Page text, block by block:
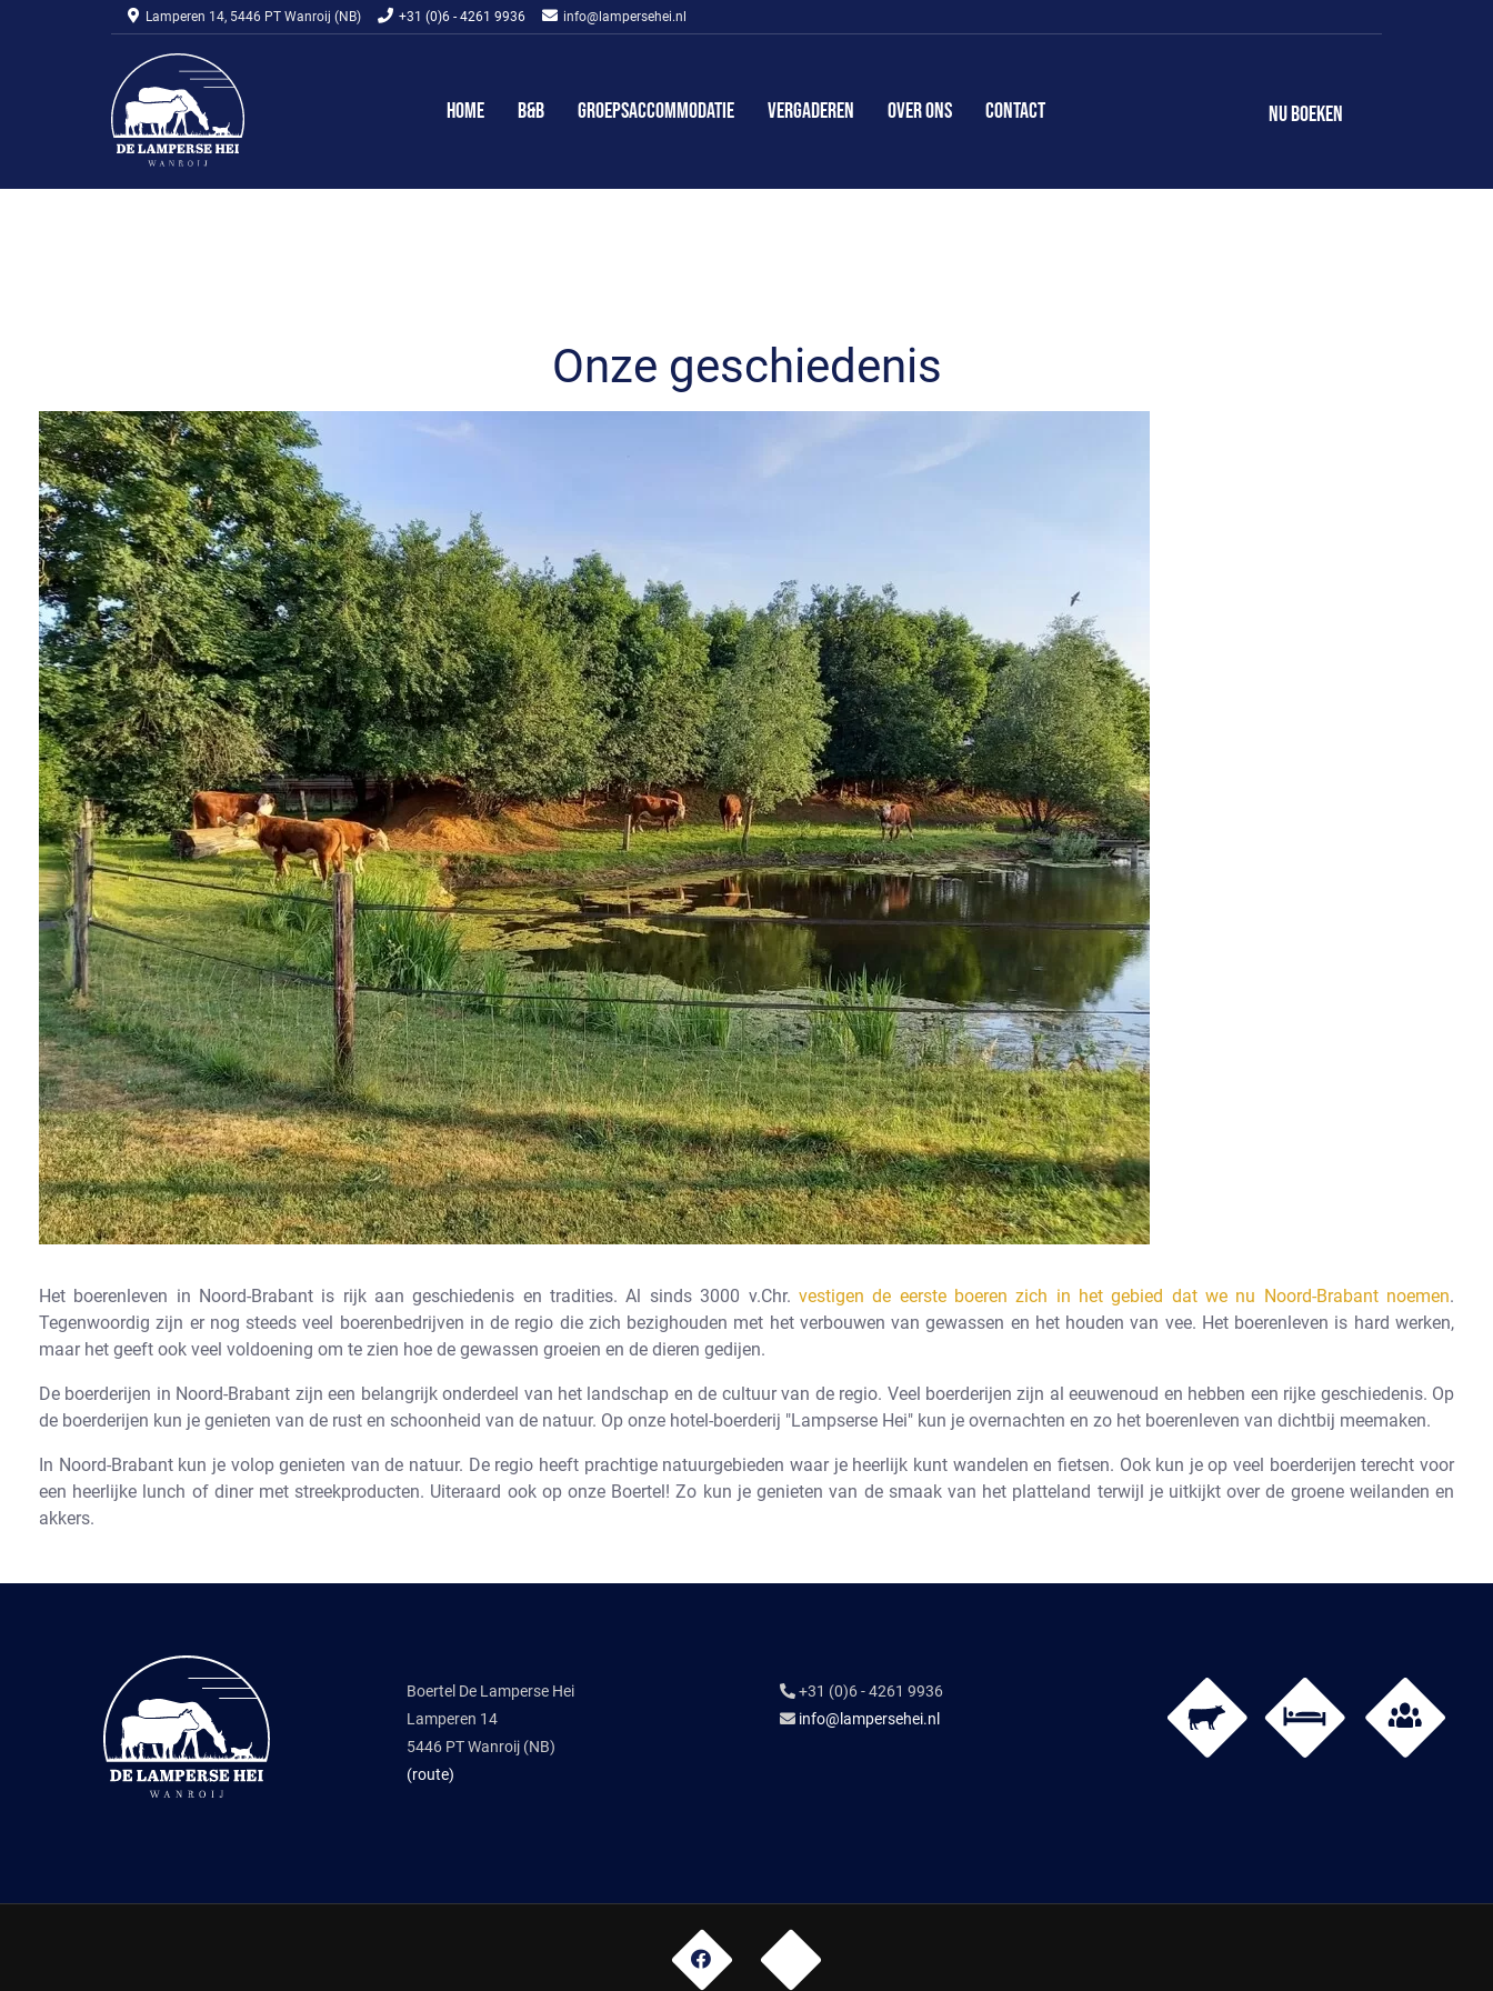
Lamperen 14, 5446 PT Wanroij (NB) +31 (0)6 - 4261 9936 info@lampersehei.nl
Home B&B Groeps­accommodatie Vergaderen Over ons Contact NU BOEKEN
Onze geschiedenis
Het boerenleven in Noord-Brabant is rijk aan geschiedenis en tradities. Al sinds 3000 v.Chr. vestigen de eerste boeren zich in het gebied dat we nu Noord-Brabant noemen.
Tegenwoordig zijn er nog steeds veel boerenbedrijven in de regio die zich bezighouden met het verbouwen van gewassen en het houden van vee. Het boerenleven is hard werken,
maar het geeft ook veel voldoening om te zien hoe de gewassen groeien en de dieren gedijen.
De boerderijen in Noord-Brabant zijn een belangrijk onderdeel van het landschap en de cultuur van de regio. Veel boerderijen zijn al eeuwenoud en hebben een rijke geschiedenis. Op
de boerderijen kun je genieten van de rust en schoonheid van de natuur. Op onze hotel-boerderij "Lampserse Hei" kun je overnachten en zo het boerenleven van dichtbij meemaken.
In Noord-Brabant kun je volop genieten van de natuur. De regio heeft prachtige natuurgebieden waar je heerlijk kunt wandelen en fietsen. Ook kun je op veel boerderijen terecht voor
een heerlijke lunch of diner met streekproducten. Uiteraard ook op onze Boertel! Zo kun je genieten van de smaak van het platteland terwijl je uitkijkt over de groene weilanden en
akkers.
Boertel De Lamperse Hei
Lamperen 14
5446 PT Wanroij (NB)
(route)
+31 (0)6 - 4261 9936
info@lampersehei.nl